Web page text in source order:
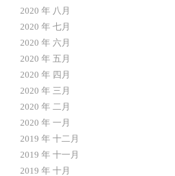
2020 年 八月
2020 年 七月
2020 年 六月
2020 年 五月
2020 年 四月
2020 年 三月
2020 年 二月
2020 年 一月
2019 年 十二月
2019 年 十一月
2019 年 十月